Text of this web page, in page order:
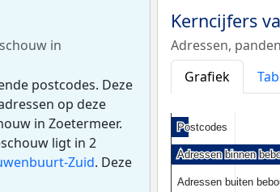
in
postcodes. Deze
op deze
in Zoetermeer.
ligt in 2
Zuid. Deze
Kerncijfers
Adressen,
Grafiek
Postcodes
Postcodes
Adressen binnen
Adressen binnen
Adressen buiten
Adressen buiten